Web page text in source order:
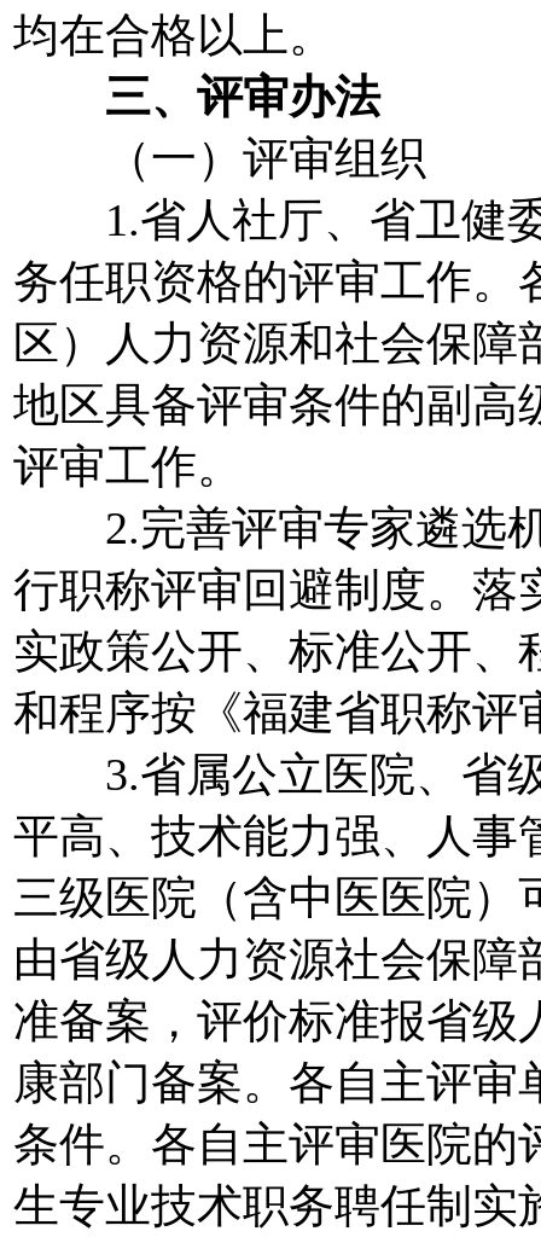
均在合格以上。
三、评审办法
（一）评审组织
1.省人社厅、省卫健委
务任职资格的评审工作。
区）人力资源和社会保
地区具备评审条件的副高
评审工作。
2.完善评审专家遴选机
行职称评审回避制度。落
实政策公开、标准公开、
和程序按《福建省职称评
3.省属公立医院、省级
平高、技术能力强、人事
三级医院（含中医医院
由省级人力资源社会保
准备案，评价标准报省级
康部门备案。各自主评
条件。各自主评审医院的
生专业技术职务聘任制实